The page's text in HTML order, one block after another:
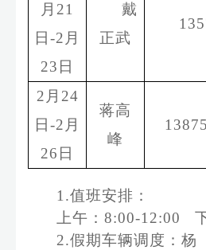
月 21
日 -2 月
23 日
戴
正武
2 月 24
日 -2 月
26 日
蒋高
峰
1.值班安排：
上午： 8:00-12:00
2.假期车辆调度：杨